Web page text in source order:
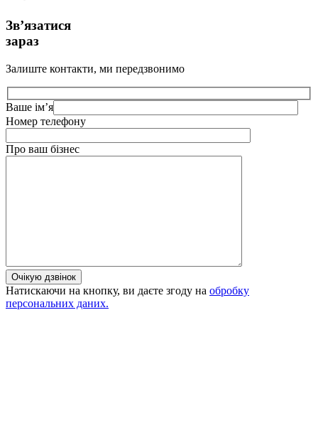
Звʼязатися
зараз
Залиште контакти, ми передзвонимо
Ваше ім’я
Номер телефону
Про ваш бізнес
Очікую дзвінок
Натискаючи на кнопку, ви даєте згоду на обробку
персональних даних.